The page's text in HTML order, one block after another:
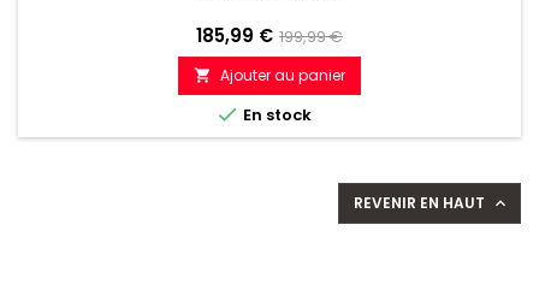
Prix
185,99 € Prix
de
référence
199,99 €
 Ajouter au panier
 En stock
REVENIR EN HAUT 